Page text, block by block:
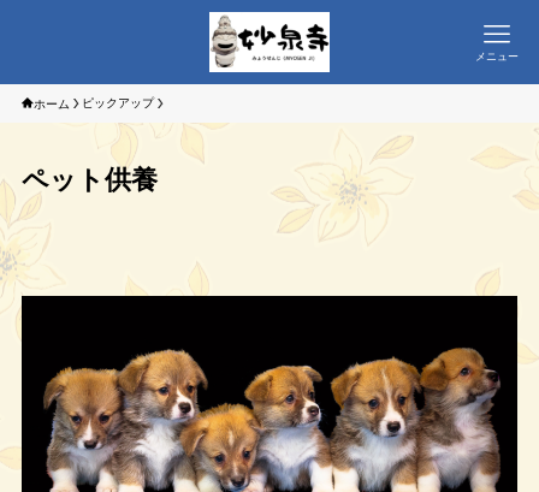
メニュー
ホーム ピックアップ
ペット供養